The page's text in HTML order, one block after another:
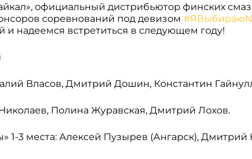
официальный дистрибьютор финских
соревнований под девизом
и надеемся встретиться в следующем году!
Власов, Дмитрий Дошин, Константин
Полина Журавская, Дмитрий Лохов.
1-3 места: Алексей Пузырев (Ангарск), Дмитрий